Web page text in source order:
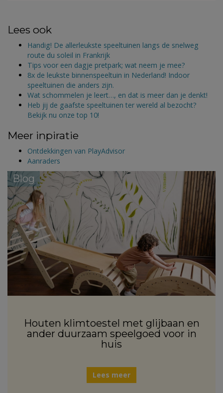
Lees ook
Handig! De allerleukste speeltuinen langs de snelweg
route du soleil in Frankrijk
Tips voor een dagje pretpark; wat neem je mee?
8x de leukste binnenspeeltuin in Nederland! Indoor
speeltuinen die anders zijn.
Wat schommelen je leert…, en dat is meer dan je denkt!
Heb jij de gaafste speeltuinen ter wereld al bezocht?
Bekijk nu onze top 10!
Meer inpiratie
Ontdekkingen van PlayAdvisor
Aanraders
Blog
Houten klimtoestel met glijbaan en
ander duurzaam speelgoed voor in
huis
Lees meer